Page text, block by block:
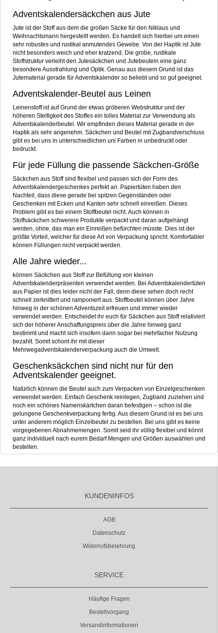
Adventskalendersäckchen aus Jute
Jute ist der Stoff aus dem die großen Säcke für den Niklaus und
Weihnachtsmann hergestellt werden. Es handelt sich hierbei um einen
sehr robustes und rustikal anmutendes Gewebe. Von der Haptik ist Jute
nicht besonders weich und eher kratzend. Die grobe, rustikale
Stoffstruktur verleiht den Jutesäckchen und Jutebeuteln eine ganz
besondere Ausstrahlung und Optik. Genau aus diesem Grund ist das
Jutematerial gerade für Adventskalender so beliebt und so gut geeignet.
Adventskalender-Beutel aus Leinen
Leinenstoff ist auf Grund der etwas gröberen Webstruktur und der
höheren Steifigkeit des Stoffes ein tolles Material zur Verwendung als
Adventskalenderbeutel. Wir empfinden dieses Material gerade in der
Haptik als sehr angenehm. Säckchen und Beutel mit Zugbandverschluss
gibt es bei uns in unterschiedlichen uni Farben in unbedruckt oder
bedruckt.
Für jede Füllung die passende Säckchen-Größe
Säckchen aus Stoff sind flexibel und passen sich der Form des
Adventskalendergeschenkes perfekt an. Papiertüten haben den
Nachteil, dass diese gerade bei spitzen Gegenständen oder
Geschenken mit Ecken und Kanten sehr schnell einreißen. Dieses
Problem gibt es bei einem Stoffbeutel nicht. Auch können in
Stoffsäckchen schwerere Produkte verpackt und daran aufgehängt
werden, ohne, das man ein Einreißen befürchten müsste. Dies ist der
größte Vorteil, welcher für diese Art von Verpackung spricht. Komfortabler
können Füllungen nicht verpackt werden.
Alle Jahre wieder...
können Säckchen aus Stoff zur Befüllung von kleinen
Adventskalenderpräsenten verwendet werden. Bei Adventskalendertüten
aus Papier ist dies leider nicht der Fall, denn diese sehen doch recht
schnell zerknittert und ramponiert aus. Stoffbeutel können über Jahre
hinweg in der schönen Adventszeit erfreuen und immer wieder
verwendet werden. Entscheidet ihr euch für Säckchen aus Stoff relativiert
sich der höherer Anschaffungspreis über die Jahre hinweg ganz
bestimmt und macht sich insofern dann sogar bei mehrfacher Nutzung
bezahlt. Somit schont ihr mit dieser
Mehrwegadventskalenderverpackung auch die Umwelt.
Geschenksäckchen sind nicht nur für den
Adventskalender geeignet.
Natürlich können die Beutel auch zum Verpacken von Einzelgeschenken
verwendet werden. Einfach Geschenk reinlegen, Zugband zuziehen und
noch ein schönes Namenskärtchen daran befestigen – schon ist die
gelungene Geschenkverpackung fertig. Aus diesem Grund ist es bei uns
unter anderem möglich Einzelbeutel zu bestellen. Bei uns gibt es keine
vorgegebenen Abnahmemengen. Somit seid ihr völlig flexibel und könnt
ganz individuell nach eurem Bedarf Mengen und Größen auswählen und
bestellen.
KUNDENINFOS
AGB
Datenschutz
Widerrufsbelehrung
SERVICE
Häufige Fragen
Bestellvorgang
Versandinformationen